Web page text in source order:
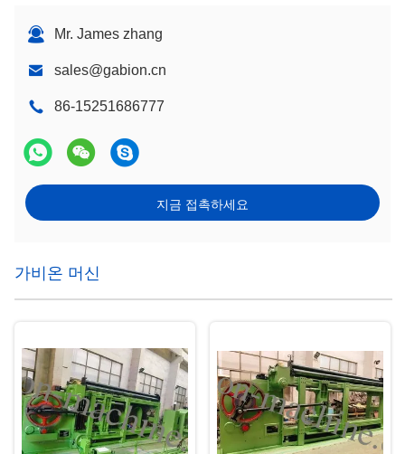
Mr. James zhang
sales@gabion.cn
86-15251686777
지금 접촉하세요
가비온 머신